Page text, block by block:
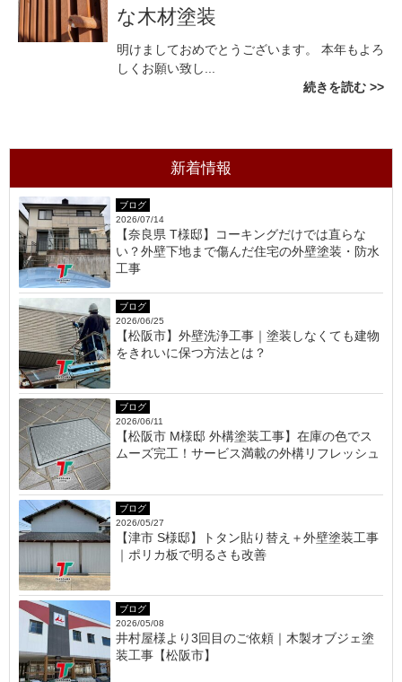
な木材塗装
明けましておめでとうございます。 本年もよろ
しくお願い致し...
続きを読む
新着情報
ブログ
2026/07/14
【奈良県 T様邸】コーキングだけでは直らな
い？外壁下地まで傷んだ住宅の外壁塗装・防水
工事
ブログ
2026/06/25
【松阪市】外壁洗浄工事｜塗装しなくても建物
をきれいに保つ方法とは？
ブログ
2026/06/11
【松阪市 M様邸 外構塗装工事】在庫の色でス
ムーズ完工！サービス満載の外構リフレッシュ
ブログ
2026/05/27
【津市 S様邸】トタン貼り替え＋外壁塗装工事
｜ポリカ板で明るさも改善
ブログ
2026/05/08
井村屋様より3回目のご依頼｜木製オブジェ塗
装工事【松阪市】